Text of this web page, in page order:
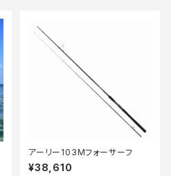
アーリー103Mフォーサーフ
¥38,610